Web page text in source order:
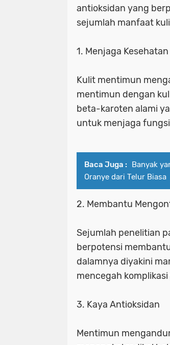
antioksidan yang
sejumlah manfaat
1. Menjaga
Kulit mentimun
mentimun dengan
beta-karoten alami
untuk menjaga
Baca Juga : Banyak
Oranye dari Telur Biasa
2. Membantu
Sejumlah penelitian
berpotensi
dalamnya diyakini
mencegah
3. Kaya Antioksidan
Mentimun